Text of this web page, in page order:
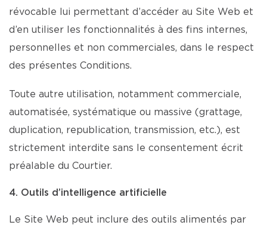
révocable lui permettant d’accéder au Site Web et
d’en utiliser les fonctionnalités à des fins internes,
personnelles et non commerciales, dans le respect
des présentes Conditions.
Toute autre utilisation, notamment commerciale,
automatisée, systématique ou massive (grattage,
duplication, republication, transmission, etc.), est
strictement interdite sans le consentement écrit
préalable du Courtier.
4. Outils d’intelligence artificielle
Le Site Web peut inclure des outils alimentés par